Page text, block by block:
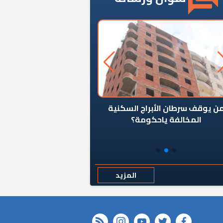
يوقف سرطان الأبراج السكنية
المخالفة ياحكومة؟
المزيد